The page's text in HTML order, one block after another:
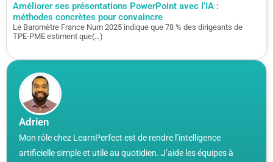
Adrien
Mon rôle chez LearnPerfect est de rendre l’intelligence
artificielle simple et utile au quotidien. J’aide les équipes à
Améliorer ses présentations PowerPoint avec l’IA :
méthodes concrètes pour convaincre
Le Baromètre France Num 2025 indique que 78 % des dirigeants de
TPE-PME estiment que(…)